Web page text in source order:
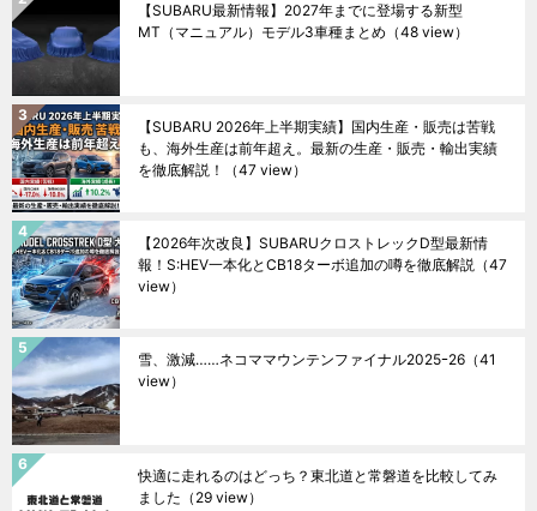
【SUBARU最新情報】2027年までに登場する新型
MT（マニュアル）モデル3車種まとめ （48 view）
【SUBARU 2026年上半期実績】国内生産・販売は苦戦
も、海外生産は前年超え。最新の生産・販売・輸出実績
を徹底解説！
（47 view）
【2026年次改良】SUBARUクロストレックD型最新情
報！S:HEV一本化とCB18ターボ追加の噂を徹底解説 （47
view）
雪、激減……ネコママウンテンファイナル2025ｰ26 （41
view）
快適に走れるのはどっち？東北道と常磐道を比較してみ
ました （29 view）